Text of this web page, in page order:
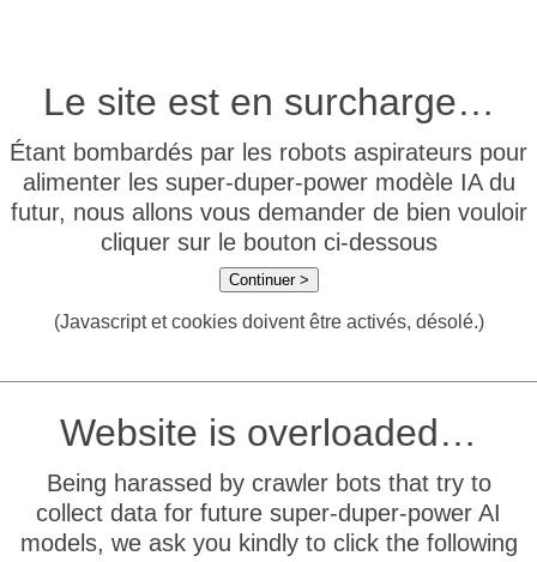
Le site est en surcharge…
Étant bombardés par les robots aspirateurs pour
alimenter les super-duper-power modèle IA du
futur, nous allons vous demander de bien vouloir
cliquer sur le bouton ci-dessous
Continuer >
(Javascript et cookies doivent être activés, désolé.)
Website is overloaded…
Being harassed by crawler bots that try to
collect data for future super-duper-power AI
models, we ask you kindly to click the following